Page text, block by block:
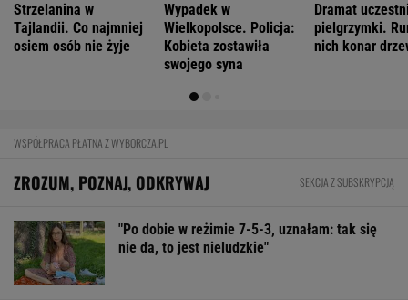
Strzelanina w
Tajlandii. Co najmniej
osiem osób nie żyje
Wypadek w
Wielkopolsce. Policja:
Kobieta zostawiła
swojego syna
Dramat
pielgrzymki.
nich konar
WSPÓŁPRACA PŁATNA Z WYBORCZA.PL
ZROZUM, POZNAJ, ODKRYWAJ SEKCJA Z SUBSKRYPCJĄ
"Po dobie w reżimie 7-5-3, uznałam: tak się
nie da, to jest nieludzkie"